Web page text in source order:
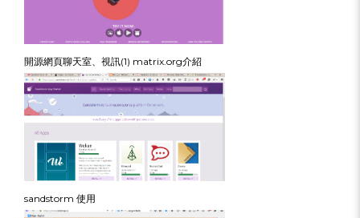
開源網頁聊天室、視訊(1) matrix.org介紹
sandstorm 使用